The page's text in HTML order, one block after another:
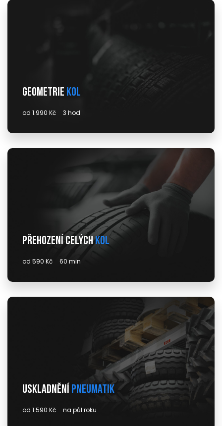
Geometrie kol
od 1.990 Kč 3 hod
Přehození celýchkol
od 590 Kč 60 min
Uskladnění pneumatik
od 1.590 Kč na půl roku